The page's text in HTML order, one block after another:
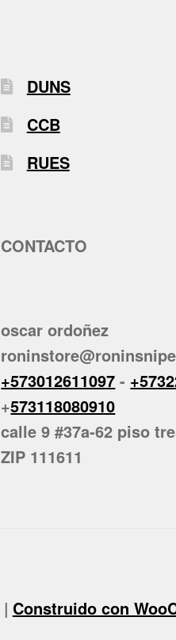
DUNS
CCB
RUES
CONTACTO
oscar ordoñez
+573012611097 -
+573118080910
calle 9 #37a-62 piso
ZIP 111611
Construido con